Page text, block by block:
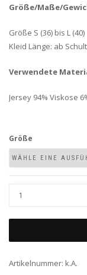
Größe/Maße/
Größe S (36) bis L (40)
Kleid Länge: ab
Verwendete
Jersey 94% Viskose
Größe
Artikelnummer: k.A.